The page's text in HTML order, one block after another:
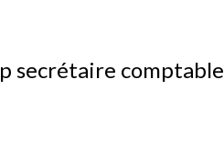
secrétaire comptable